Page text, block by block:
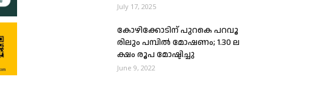
July 17, 2025
കോഴിക്കോടിന് പുറകെ പ​റ​വൂ​
രി​ലും പ​മ്പി​ൽ മോ​ഷ​ണം; 1.30 ല​
ക്ഷം രൂപ മോഷ്ടിച്ചു
June 9, 2022